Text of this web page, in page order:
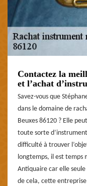
Contactez la
et l’achat
Savez-vous que
dans le domaine de
Beuxes 86120 ? Elle
toute sorte
difficulté à trouver
longtemps, il est temps
Antiquaire car elle
de cela, cette